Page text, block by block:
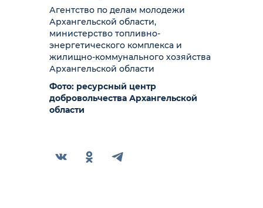
Агентство по делам молодежи
Архангельской области,
министерство топливно-
энергетического комплекса и
жилищно-коммунального хозяйства
Архангельской области
Фото: ресурсный центр
добровольчества Архангельской
области